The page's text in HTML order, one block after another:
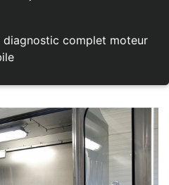
diagnostic complet moteur